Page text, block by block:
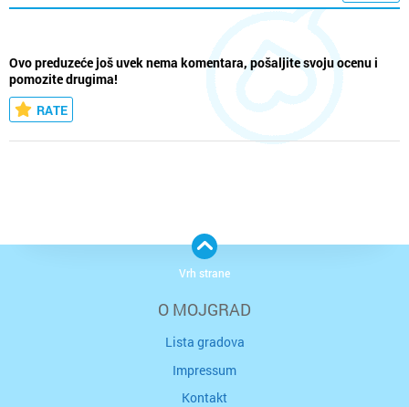
Ovo preduzeće još uvek nema komentara, pošaljite svoju ocenu i
pomozite drugima!
RATE
O MOJGRAD
Lista gradova
Impressum
Kontakt
Vrh strane